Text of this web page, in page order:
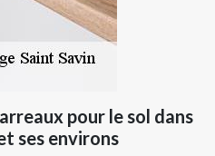
pour le sol dans
ses environs